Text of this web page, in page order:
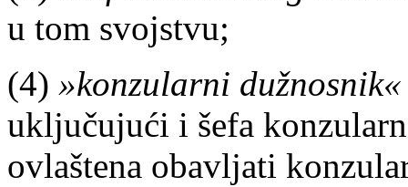
u tom svojstvu;
(4) »konzularni dužnosnik«
uključujući i šefa
ovlaštena obavljati